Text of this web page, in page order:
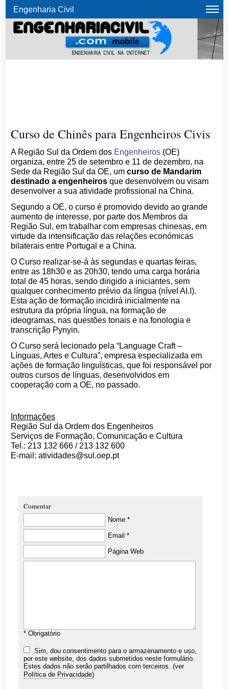
Engenharia Civil
Curso de Chinês para Engenheiros Civis
A Região Sul da Ordem dos Engenheiros (OE)
organiza, entre 25 de setembro e 11 de dezembro, na
Sede da Região Sul da OE, umcurso de Mandarim
destinado a engenheiros que desenvolvem ou visam
desenvolver a sua atividade profissional na China.
Segundo a OE, o curso é promovido devido ao grande
aumento de interesse, por parte dos Membros da
Região Sul, em trabalhar com empresas chinesas, em
virtude da intensificação das relações económicas
bilaterais entre Portugal e a China.
O Curso realizar-se-á às segundas e quartas feiras,
entre as 18h30 e as 20h30, tendo uma carga horária
total de 45 horas, sendo dirigido a iniciantes, sem
qualquer conhecimento prévio da língua (nível AI.I).
Esta ação de formação incidirá inicialmente na
estrutura da própria língua, na formação de
ideogramas, nas questões tonais e na fonologia e
transcrição Pynyin.
O Curso será lecionado pela “Language Craft –
Línguas, Artes e Cultura”, empresa especializada em
ações de formação linguísticas, que foi responsável por
outros cursos de línguas, desenvolvidos em
cooperação com a OE, no passado.
Informações
Região Sul da Ordem dos Engenheiros
Serviços de Formação, Comunicação e Cultura
Tel.: 213 132 666 / 213 132 600
E-mail: atividades@sul.oep.pt
Comentar
Nome *
Email *
Página Web
* Obrigatório
Sim, dou consentimento para o armazenamento e uso,
por este website, dos dados submetidos neste formulário.
Estes dados não serão partilhados com terceiros. (ver
Política de Privacidade)